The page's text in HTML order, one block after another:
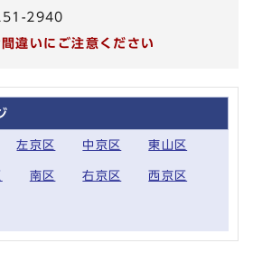
2940
違いにご注意ください
左京区 中京区 東山区
南区 右京区 西京区